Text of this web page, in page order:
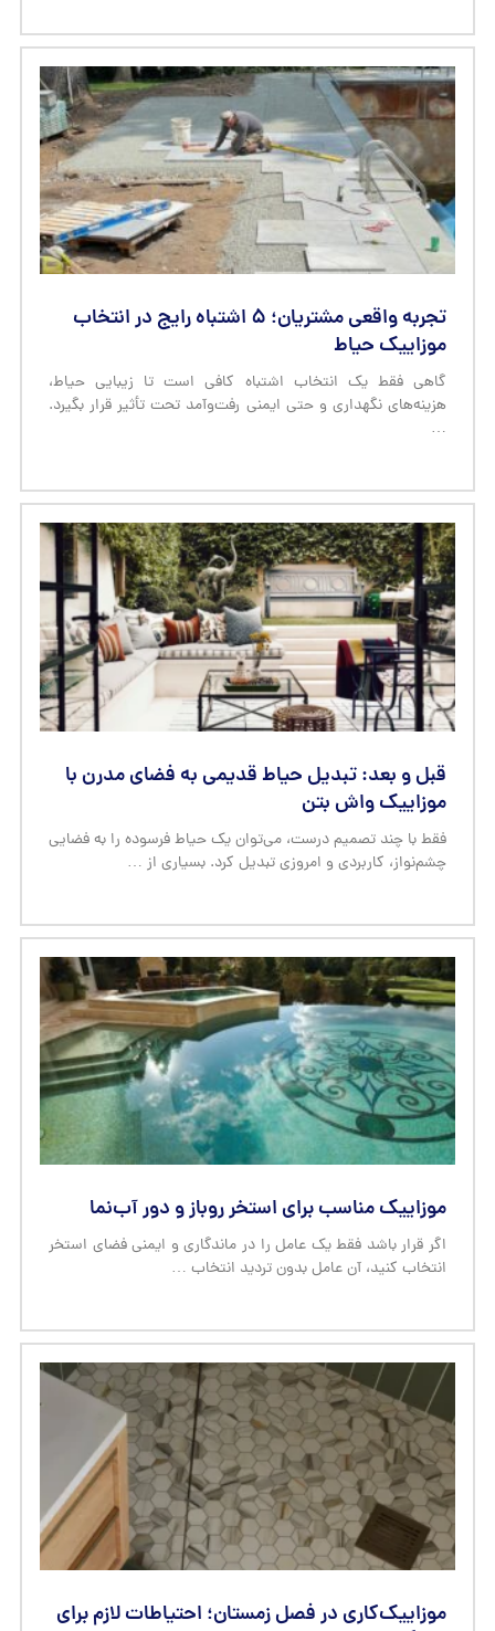
تجربه واقعی مشتریان؛ ۵ اشتباه رایج در انتخاب
موزاییک حیاط
گاهی فقط یک انتخاب اشتباه کافی است تا زیبایی حیاط،
هزینه‌های نگهداری و حتی ایمنی رفت‌وآمد تحت تأثیر قرار بگیرد.
…
قبل و بعد: تبدیل حیاط قدیمی به فضای مدرن با
موزاییک واش بتن
فقط با چند تصمیم درست، می‌توان یک حیاط فرسوده را به فضایی
چشم‌نواز، کاربردی و امروزی تبدیل کرد. بسیاری از …
موزاییک مناسب برای استخر روباز و دور آب‌نما
اگر قرار باشد فقط یک عامل را در ماندگاری و ایمنی فضای استخر
انتخاب کنید، آن عامل بدون تردید انتخاب …
موزاییک‌کاری در فصل زمستان؛ احتیاطات لازم برای